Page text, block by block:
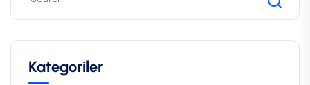
Kategoriler